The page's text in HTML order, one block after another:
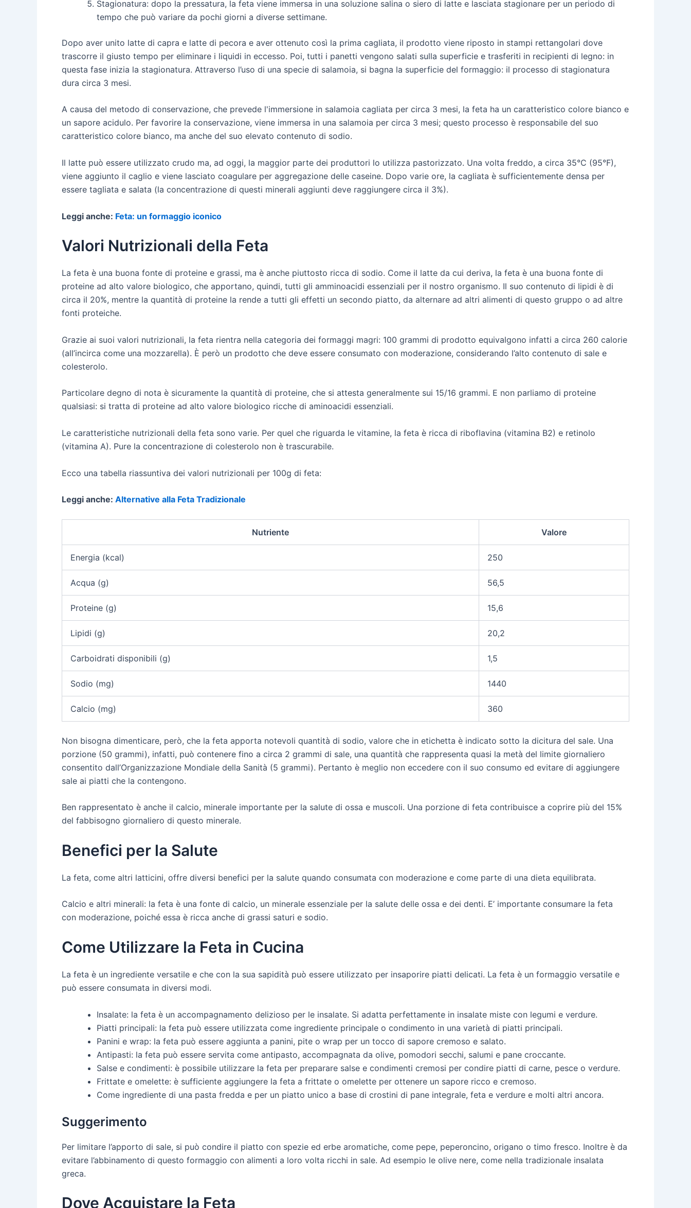
Stagionatura: dopo la pressatura, la feta viene immersa in una soluzione salina o siero di latte e lasciata stagionare per un periodo di
tempo che può variare da pochi giorni a diverse settimane.
Dopo aver unito latte di capra e latte di pecora e aver ottenuto così la prima cagliata, il prodotto viene riposto in stampi rettangolari dove
trascorre il giusto tempo per eliminare i liquidi in eccesso. Poi, tutti i panetti vengono salati sulla superficie e trasferiti in recipienti di legno: in
questa fase inizia la stagionatura. Attraverso l’uso di una specie di salamoia, si bagna la superficie del formaggio: il processo di stagionatura
dura circa 3 mesi.
A causa del metodo di conservazione, che prevede l'immersione in salamoia cagliata per circa 3 mesi, la feta ha un caratteristico colore bianco e
un sapore acidulo. Per favorire la conservazione, viene immersa in una salamoia per circa 3 mesi; questo processo è responsabile del suo
caratteristico colore bianco, ma anche del suo elevato contenuto di sodio.
Il latte può essere utilizzato crudo ma, ad oggi, la maggior parte dei produttori lo utilizza pastorizzato. Una volta freddo, a circa 35°C (95°F),
viene aggiunto il caglio e viene lasciato coagulare per aggregazione delle caseine. Dopo varie ore, la cagliata è sufficientemente densa per
essere tagliata e salata (la concentrazione di questi minerali aggiunti deve raggiungere circa il 3%).
Leggi anche: Feta: un formaggio iconico
Valori Nutrizionali della Feta
La feta è una buona fonte di proteine e grassi, ma è anche piuttosto ricca di sodio. Come il latte da cui deriva, la feta è una buona fonte di
proteine ad alto valore biologico, che apportano, quindi, tutti gli amminoacidi essenziali per il nostro organismo. Il suo contenuto di lipidi è di
circa il 20%, mentre la quantità di proteine la rende a tutti gli effetti un secondo piatto, da alternare ad altri alimenti di questo gruppo o ad altre
fonti proteiche.
Grazie ai suoi valori nutrizionali, la feta rientra nella categoria dei formaggi magri: 100 grammi di prodotto equivalgono infatti a circa 260 calorie
(all’incirca come una mozzarella). È però un prodotto che deve essere consumato con moderazione, considerando l’alto contenuto di sale e
colesterolo.
Particolare degno di nota è sicuramente la quantità di proteine, che si attesta generalmente sui 15/16 grammi. E non parliamo di proteine
qualsiasi: si tratta di proteine ad alto valore biologico ricche di aminoacidi essenziali.
Le caratteristiche nutrizionali della feta sono varie. Per quel che riguarda le vitamine, la feta è ricca di riboflavina (vitamina B2) e retinolo
(vitamina A). Pure la concentrazione di colesterolo non è trascurabile.
Ecco una tabella riassuntiva dei valori nutrizionali per 100g di feta:
Leggi anche: Alternative alla Feta Tradizionale
Nutriente Valore
Energia (kcal) 250
Acqua (g) 56,5
Proteine (g) 15,6
Lipidi (g) 20,2
Carboidrati disponibili (g) 1,5
Sodio (mg) 1440
Calcio (mg) 360
Non bisogna dimenticare, però, che la feta apporta notevoli quantità di sodio, valore che in etichetta è indicato sotto la dicitura del sale. Una
porzione (50 grammi), infatti, può contenere fino a circa 2 grammi di sale, una quantità che rappresenta quasi la metà del limite giornaliero
consentito dall’Organizzazione Mondiale della Sanità (5 grammi). Pertanto è meglio non eccedere con il suo consumo ed evitare di aggiungere
sale ai piatti che la contengono.
Ben rappresentato è anche il calcio, minerale importante per la salute di ossa e muscoli. Una porzione di feta contribuisce a coprire più del 15%
del fabbisogno giornaliero di questo minerale.
Benefici per la Salute
La feta, come altri latticini, offre diversi benefici per la salute quando consumata con moderazione e come parte di una dieta equilibrata.
Calcio e altri minerali: la feta è una fonte di calcio, un minerale essenziale per la salute delle ossa e dei denti. E’ importante consumare la feta
con moderazione, poiché essa è ricca anche di grassi saturi e sodio.
Come Utilizzare la Feta in Cucina
La feta è un ingrediente versatile e che con la sua sapidità può essere utilizzato per insaporire piatti delicati. La feta è un formaggio versatile e
può essere consumata in diversi modi.
Insalate: la feta è un accompagnamento delizioso per le insalate. Si adatta perfettamente in insalate miste con legumi e verdure.
Piatti principali: la feta può essere utilizzata come ingrediente principale o condimento in una varietà di piatti principali.
Panini e wrap: la feta può essere aggiunta a panini, pite o wrap per un tocco di sapore cremoso e salato.
Antipasti: la feta può essere servita come antipasto, accompagnata da olive, pomodori secchi, salumi e pane croccante.
Salse e condimenti: è possibile utilizzare la feta per preparare salse e condimenti cremosi per condire piatti di carne, pesce o verdure.
Frittate e omelette: è sufficiente aggiungere la feta a frittate o omelette per ottenere un sapore ricco e cremoso.
Come ingrediente di una pasta fredda e per un piatto unico a base di crostini di pane integrale, feta e verdure e molti altri ancora.
Suggerimento
Per limitare l’apporto di sale, si può condire il piatto con spezie ed erbe aromatiche, come pepe, peperoncino, origano o timo fresco. Inoltre è da
evitare l’abbinamento di questo formaggio con alimenti a loro volta ricchi in sale. Ad esempio le olive nere, come nella tradizionale insalata
greca.
Dove Acquistare la Feta